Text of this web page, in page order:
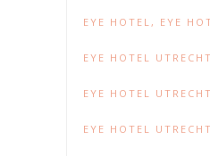
EYE HOTEL , EYE
EYE HOTEL
EYE HOTEL
EYE HOTEL